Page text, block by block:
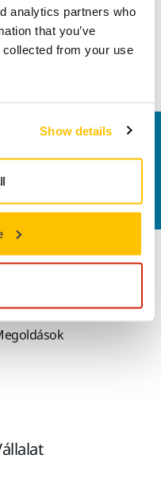
analytics partners who
that you’ve
collected from your use
Show details
alkalmas rozsdamentes
bevonatnak
vegye fel velünk a
csapatunk